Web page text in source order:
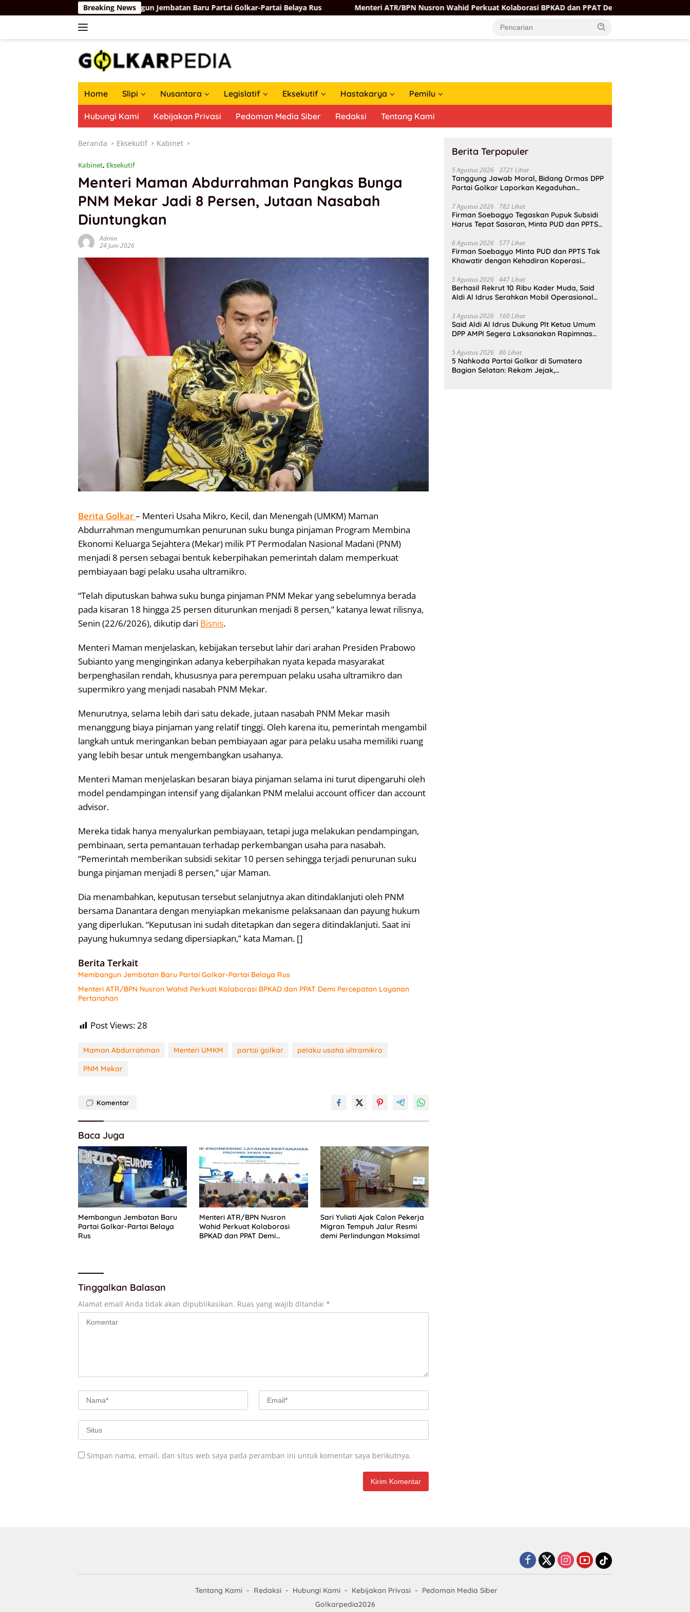
ke
Breaking News
Membangun Jembatan Baru Partai Golkar-Partai Belaya Rus Menteri ATR/BPN Nusron Wahid Perkuat Kolaborasi BPKAD dan PPAT Demi Percepatan Layanan Pertanahan
Home Slipi Nusantara Legislatif Eksekutif Hastakarya Pemilu
Hubungi Kami Kebijakan Privasi Pedoman Media Siber Redaksi Tentang Kami
Beranda Eksekutif Kabinet
Kabinet, Eksekutif
Menteri Maman Abdurrahman Pangkas Bunga
PNM Mekar Jadi 8 Persen, Jutaan Nasabah
Diuntungkan
Admin
24 Juni 2026
Berita Golkar– Menteri Usaha Mikro, Kecil, dan Menengah (UMKM) Maman
Abdurrahman mengumumkan penurunan suku bunga pinjaman Program Membina
Ekonomi Keluarga Sejahtera (Mekar) milik PT Permodalan Nasional Madani (PNM)
menjadi 8 persen sebagai bentuk keberpihakan pemerintah dalam memperkuat
pembiayaan bagi pelaku usaha ultramikro.
“Telah diputuskan bahwa suku bunga pinjaman PNM Mekar yang sebelumnya berada
pada kisaran 18 hingga 25 persen diturunkan menjadi 8 persen,” katanya lewat rilisnya,
Senin (22/6/2026), dikutip dari Bisnis.
Menteri Maman menjelaskan, kebijakan tersebut lahir dari arahan Presiden Prabowo
Subianto yang menginginkan adanya keberpihakan nyata kepada masyarakat
berpenghasilan rendah, khususnya para perempuan pelaku usaha ultramikro dan
supermikro yang menjadi nasabah PNM Mekar.
Menurutnya, selama lebih dari satu dekade, jutaan nasabah PNM Mekar masih
menanggung biaya pinjaman yang relatif tinggi. Oleh karena itu, pemerintah mengambil
langkah untuk meringankan beban pembiayaan agar para pelaku usaha memiliki ruang
yang lebih besar untuk mengembangkan usahanya.
Menteri Maman menjelaskan besaran biaya pinjaman selama ini turut dipengaruhi oleh
model pendampingan intensif yang dijalankan PNM melalui account officer dan account
advisor.
Mereka tidak hanya menyalurkan pembiayaan, tetapi juga melakukan pendampingan,
pembinaan, serta pemantauan terhadap perkembangan usaha para nasabah.
“Pemerintah memberikan subsidi sekitar 10 persen sehingga terjadi penurunan suku
bunga pinjaman menjadi 8 persen,” ujar Maman.
Dia menambahkan, keputusan tersebut selanjutnya akan ditindaklanjuti oleh PNM
bersama Danantara dengan menyiapkan mekanisme pelaksanaan dan payung hukum
yang diperlukan. “Keputusan ini sudah ditetapkan dan segera ditindaklanjuti. Saat ini
payung hukumnya sedang dipersiapkan,” kata Maman. []
Berita Terkait
Membangun Jembatan Baru Partai Golkar-Partai Belaya Rus
Menteri ATR/BPN Nusron Wahid Perkuat Kolaborasi BPKAD dan PPAT Demi Percepatan Layanan
Pertanahan
Post Views:28
Maman Abdurrahman Menteri UMKM partai golkar
pelaku usaha ultramikro
PNM Mekar
Komentar
Baca Juga
Membangun Jembatan Baru
Partai Golkar-Partai Belaya
Rus
Menteri ATR/BPN Nusron
Wahid Perkuat Kolaborasi
BPKAD dan PPAT Demi
Sari Yuliati Ajak Calon Pekerja
Migran Tempuh Jalur Resmi
demi Perlindungan Maksimal
Tinggalkan Balasan
Alamat email Anda tidak akan dipublikasikan. Ruas yang wajib ditandai *
Simpan nama, email, dan situs web saya pada peramban ini untuk komentar saya berikutnya.
Berita Terpopuler
5 Agustus 2026 3721 Lihat
Tanggung Jawab Moral, Bidang Ormas DPP
Partai Golkar Laporkan Kegaduhan
7 Agustus 2026 782 Lihat
Firman Soebagyo Tegaskan Pupuk Subsidi
Harus Tepat Sasaran, Minta PUD dan PPTS
6 Agustus 2026 577 Lihat
Firman Soebagyo Minta PUD dan PPTS Tak
Khawatir dengan Kehadiran Koperasi
5 Agustus 2026 447 Lihat
Berhasil Rekrut 10 Ribu Kader Muda, Said
Aldi Al Idrus Serahkan Mobil Operasional
3 Agustus 2026 160 Lihat
Said Aldi Al Idrus Dukung Plt Ketua Umum
DPP AMPI Segera Laksanakan Rapimnas
5 Agustus 2026 86 Lihat
5 Nahkoda Partai Golkar di Sumatera
Bagian Selatan: Rekam Jejak,
Tentang Kami Redaksi Hubungi Kami Kebijakan Privasi
Pedoman Media Siber
Golkarpedia2026